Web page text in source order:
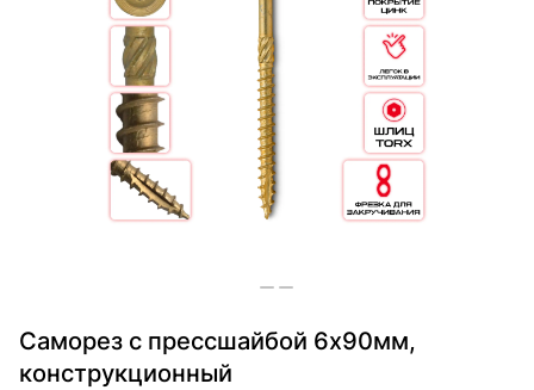
Саморез с прессшайбой 6х90мм,
конструкционный